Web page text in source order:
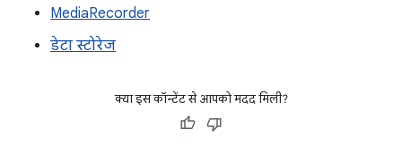
MediaRecorder
डेटा स्टोरेज
क्या इस कॉन्टेंट से आपको मदद मिली?